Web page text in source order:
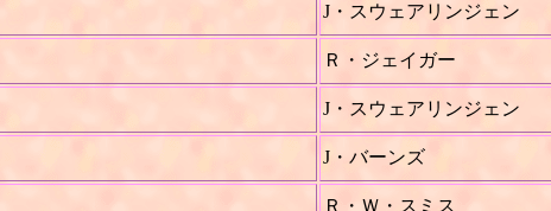
J・スウェアリンジェン
Ｒ・ジェイガー
J・スウェアリンジェン
J・バーンズ
Ｒ・Ｗ・スミス